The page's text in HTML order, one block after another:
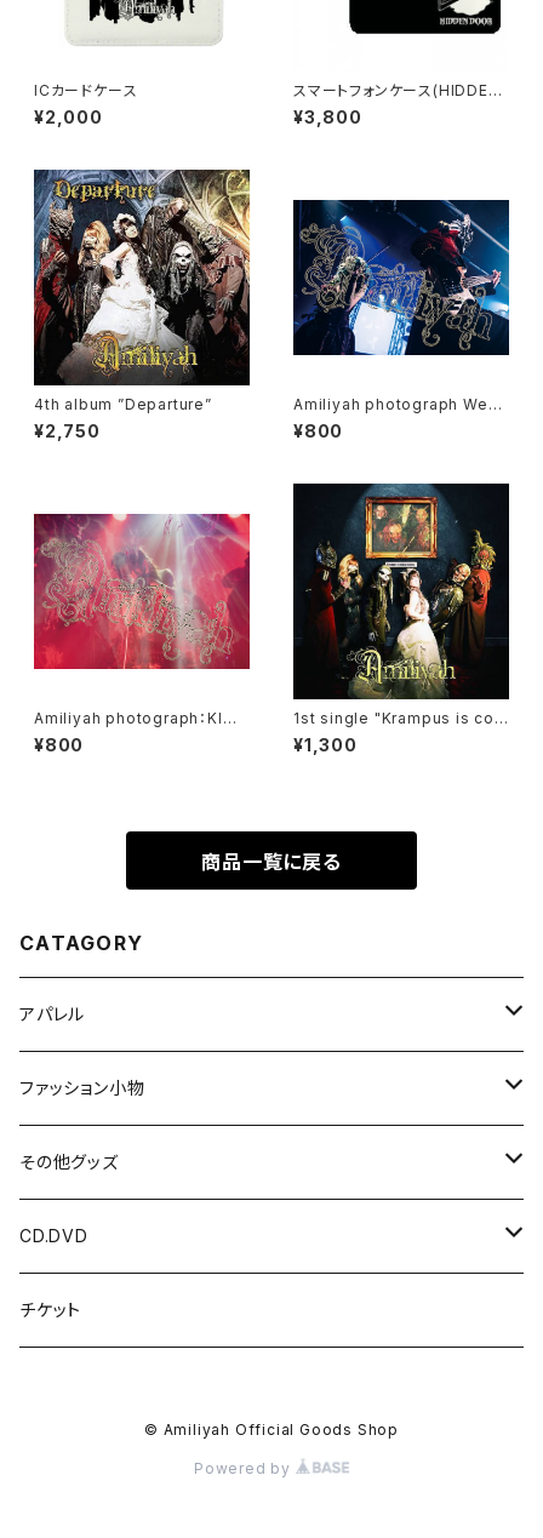
ICカードケース
¥2,000
スマートフォンケース(HIDDEN
DOOR / Luna et Sol)
¥3,800
4th album ”Departure”
¥2,750
Amiliyah photograph West
er&Moel No.1～No.3
¥800
Amiliyah photograph：KIMI
No.1～No.8
¥800
1st single "Krampus is com
ing to town"
¥1,300
商品一覧に戻る
CATAGORY
アパレル
Tシャツ
光 / 闇の国
HIDDEN DOOR
パーカー
ファッション小物
HIDDEN DOOR
LUNA ET SOL
アクセサリー
その他グッズ
アクリルキーホルダー
チェキ
CD.DVD
CDアルバム
チケット
© Amiliyah Official Goods Shop
Powered by